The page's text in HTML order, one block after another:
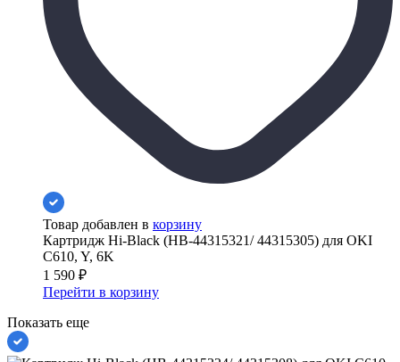
Товар добавлен в корзину
Картридж Hi-Black (HB-44315321/ 44315305) для OKI
C610, Y, 6K
1 590 ₽
Перейти в корзину
Показать еще